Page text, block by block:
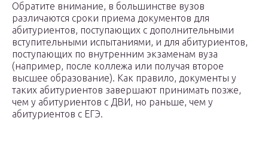
Обратите внимание, в большинстве вузов
различаются сроки приема документов для
абитуриентов, поступающих с дополнительными
вступительными испытаниями, и для абитуриентов,
поступающих по внутренним экзаменам вуза
(например, после коллежа или получая второе
высшее образование). Как правило, документы у
таких абитуриентов завершают принимать позже,
чем у абитуриентов с ДВИ, но раньше, чем у
абитуриентов с ЕГЭ.